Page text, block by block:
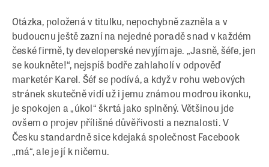
Otázka, položená v titulku, nepochybně zazněla a v
budoucnu ještě zazní na nejedné poradě snad v každém
české firmě, ty developerské nevyjímaje. „Jasně, šéfe, jen
se koukněte!“, nejspíš bodře zahlaholí v odpověď
marketér Karel. Šéf se podívá, a když v rohu webových
stránek skutečně vidí už i jemu známou modrou ikonku,
je spokojen a „úkol“ škrtá jako splněný. Většinou jde
ovšem o projev přílišné důvěřivosti a neznalosti. V
Česku standardně sice kdejaká společnost Facebook
„má“, ale je jí k ničemu.